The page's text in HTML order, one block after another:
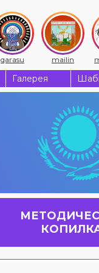
qarasu mailin
Галерея